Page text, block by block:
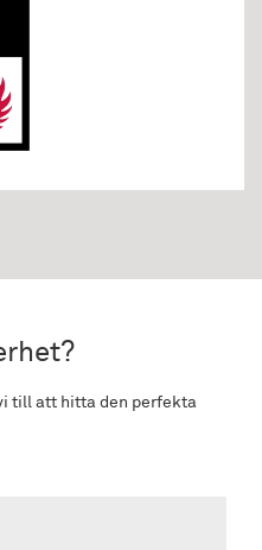
till att hitta den perfekta